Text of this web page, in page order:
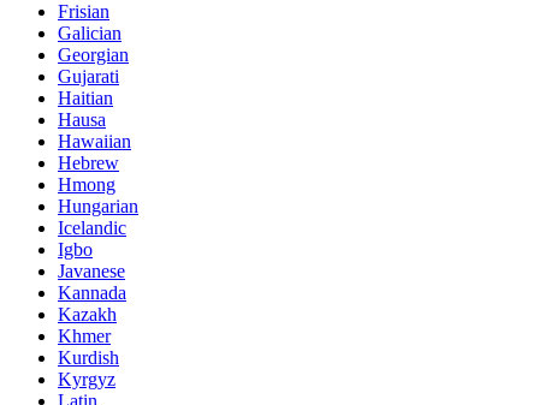
Frisian
Galician
Georgian
Gujarati
Haitian
Hausa
Hawaiian
Hebrew
Hmong
Hungarian
Icelandic
Igbo
Javanese
Kannada
Kazakh
Khmer
Kurdish
Kyrgyz
Latin